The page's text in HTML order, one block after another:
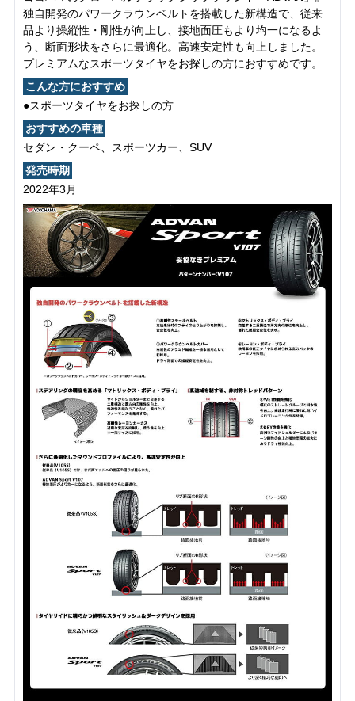
独自開発のパワークラウンベルトを搭載した新構造で、従来
品より操縦性・剛性が向上し、接地面圧もより均一になるよ
う、断面形状をさらに最適化。高速安定性も向上しました。
プレミアムなスポーツタイヤをお探しの方におすすめです。
こんな方におすすめ
●スポーツタイヤをお探しの方
おすすめの車種
セダン・クーペ、スポーツカー、SUV
発売時期
2022年3月